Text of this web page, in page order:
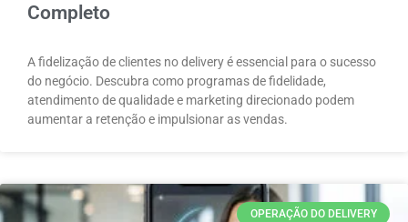
Completo
A fidelização de clientes no delivery é essencial para o sucesso
do negócio. Descubra como programas de fidelidade,
atendimento de qualidade e marketing direcionado podem
aumentar a retenção e impulsionar as vendas.
OPERAÇÃO DO DELIVERY